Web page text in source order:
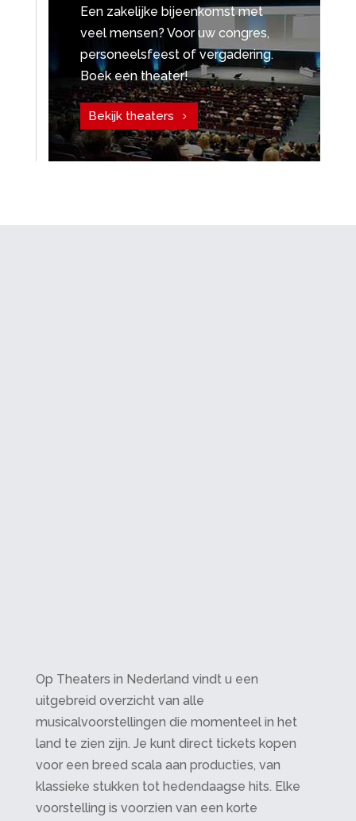
Een zakelijke bijeenkomst met
veel mensen? Voor uw congres,
personeelsfeest of vergadering.
Boek een theater!
Bekijk theaters
Op Theaters in Nederland vindt u een
uitgebreid overzicht van alle
musicalvoorstellingen die momenteel in het
land te zien zijn. Je kunt direct tickets kopen
voor een breed scala aan producties, van
klassieke stukken tot hedendaagse hits. Elke
voorstelling is voorzien van een korte